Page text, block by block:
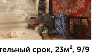
срок, 23м², 9/9